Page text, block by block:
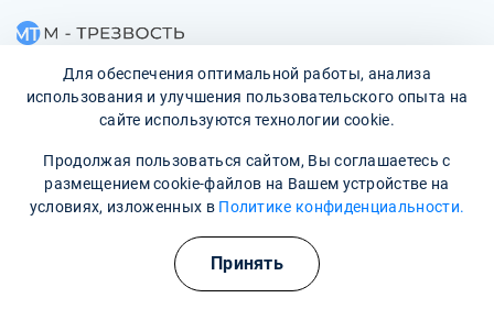
Наркологическая клиника:опытные врачи, хорошие
условия и гарантия анонимности
Свяжитесь с нами
О клинике
Для обеспечения оптимальной работы, анализа
использования и улучшения пользовательского опыта на
сайте используются технологии cookie.
Продолжая пользоваться сайтом, Вы соглашаетесь с
размещением cookie-файлов на Вашем устройстве на
условиях, изложенных в Политике конфиденциальности.
Принять